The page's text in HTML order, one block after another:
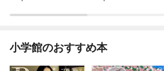
小学館のおすすめ本